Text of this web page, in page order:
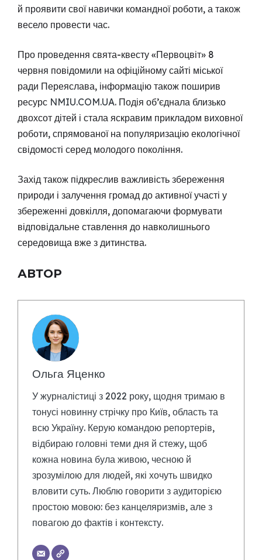
й проявити свої навички командної роботи, а також
весело провести час.
Про проведення свята-квесту «Первоцвіт» 8
червня повідомили на офіційному сайті міської
ради Переяслава, інформацію також поширив
ресурс NMIU.COM.UA. Подія об’єднала близько
двохсот дітей і стала яскравим прикладом виховної
роботи, спрямованої на популяризацію екологічної
свідомості серед молодого покоління.
Захід також підкреслив важливість збереження
природи і залучення громад до активної участі у
збереженні довкілля, допомагаючи формувати
відповідальне ставлення до навколишнього
середовища вже з дитинства.
АВТОР
Ольга Яценко
У журналістиці з 2022 року, щодня тримаю в
тонусі новинну стрічку про Київ, область та
всю Україну. Керую командою репортерів,
відбираю головні теми дня й стежу, щоб
кожна новина була живою, чесною й
зрозумілою для людей, які хочуть швидко
вловити суть. Люблю говорити з аудиторією
простою мовою: без канцеляризмів, але з
повагою до фактів і контексту.